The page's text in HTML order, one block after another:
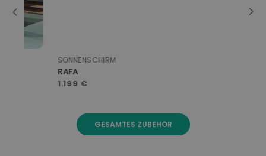
SONNENSCHIRM
1.199 €
GESAMTES ZUBEHÖR